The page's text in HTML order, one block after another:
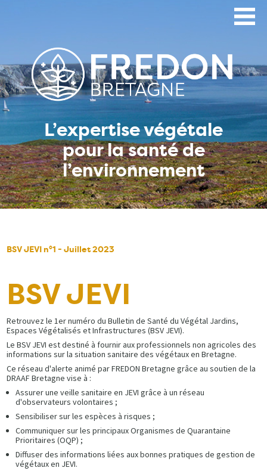
L’expertise végétale
pour la santé de
l’environnement
BSV JEVI n°1 - Juillet 2023
BSV JEVI
Retrouvez le 1er numéro du Bulletin de Santé du Végétal Jardins,
Espaces Végétalisés et Infrastructures (BSV JEVI).
Le BSV JEVI est destiné à fournir aux professionnels non agricoles des
informations sur la situation sanitaire des végétaux en Bretagne.
Ce réseau d'alerte animé par FREDON Bretagne grâce au soutien de la
DRAAF Bretagne vise à :
Assurer une veille sanitaire en JEVI grâce à un réseau
d'observateurs volontaires ;
Sensibiliser sur les espèces à risques ;
Communiquer sur les principaux Organismes de Quarantaine
Prioritaires (OQP) ;
Diffuser des informations liées aux bonnes pratiques de gestion de
végétaux en JEVI.